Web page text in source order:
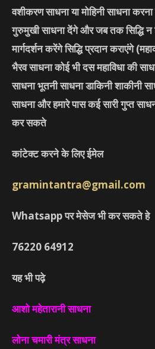
वशीकरण साधना या मोहिनी साधना
गुरुमुखी साधना देंगे और जब तक सिद्धि
मार्गदर्शन करेंगे सिद्धि प्रदान कराएंगे
भैरव साधना कोई भी दस महाविधा की
साधना भूतनी साधना डाकिनी शाकीनी
साधना और हमारे पास कई सारी गुप्त
कर सकते
कांटेक्ट करने के लिए ईमेल
gramintantra@gmail.com
Whatsapp पर मेसेज भी कर सकते हे
76220 64912
यह भी पढ़े
आशो महेतारानी साधना
लोना चमारी मंत्र साधना